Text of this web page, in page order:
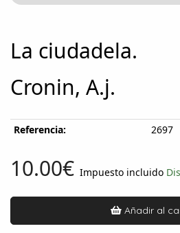
La ciudadela.
Cronin, A.j.
Referencia: 2697
10.00€ Impuesto incluido
Añadir al